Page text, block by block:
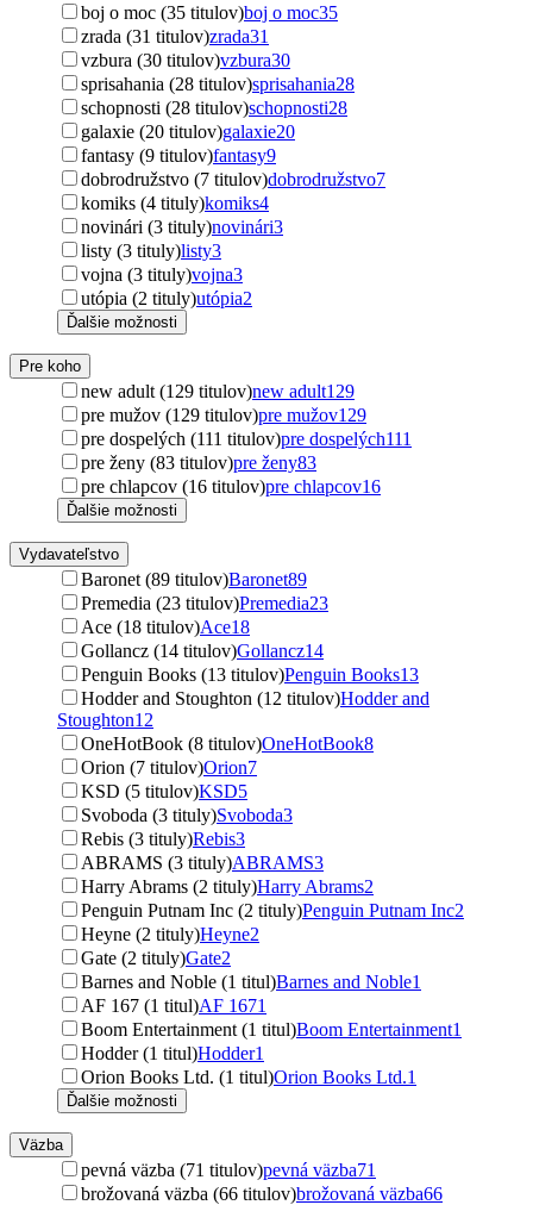
boj o moc (35 titulov)boj o moc35
zrada (31 titulov)zrada31
vzbura (30 titulov)vzbura30
sprisahania (28 titulov)sprisahania28
schopnosti (28 titulov)schopnosti28
galaxie (20 titulov)galaxie20
fantasy (9 titulov)fantasy9
dobrodružstvo (7 titulov)dobrodružstvo7
komiks (4 tituly)komiks4
novinári (3 tituly)novinári3
listy (3 tituly)listy3
vojna (3 tituly)vojna3
utópia (2 tituly)utópia2
Ďalšie možnosti
Pre koho
new adult (129 titulov)new adult129
pre mužov (129 titulov)pre mužov129
pre dospelých (111 titulov)pre dospelých111
pre ženy (83 titulov)pre ženy83
pre chlapcov (16 titulov)pre chlapcov16
Ďalšie možnosti
Vydavateľstvo
Baronet (89 titulov)Baronet89
Premedia (23 titulov)Premedia23
Ace (18 titulov)Ace18
Gollancz (14 titulov)Gollancz14
Penguin Books (13 titulov)Penguin Books13
Hodder and Stoughton (12 titulov)Hodder and
Stoughton12
OneHotBook (8 titulov)OneHotBook8
Orion (7 titulov)Orion7
KSD (5 titulov)KSD5
Svoboda (3 tituly)Svoboda3
Rebis (3 tituly)Rebis3
ABRAMS (3 tituly)ABRAMS3
Harry Abrams (2 tituly)Harry Abrams2
Penguin Putnam Inc (2 tituly)Penguin Putnam Inc2
Heyne (2 tituly)Heyne2
Gate (2 tituly)Gate2
Barnes and Noble (1 titul)Barnes and Noble1
AF 167 (1 titul)AF 1671
Boom Entertainment (1 titul)Boom Entertainment1
Hodder (1 titul)Hodder1
Orion Books Ltd. (1 titul)Orion Books Ltd.1
Ďalšie možnosti
Väzba
pevná väzba (71 titulov)pevná väzba71
brožovaná väzba (66 titulov)brožovaná väzba66